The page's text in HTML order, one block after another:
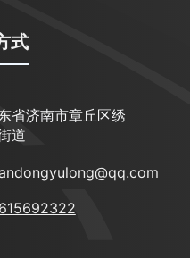
式
省济南市章丘区绣
道